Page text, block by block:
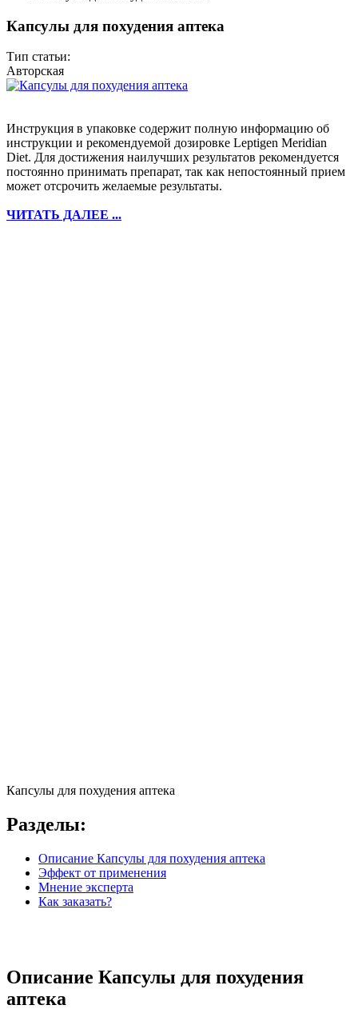
Капсулы для похудения аптека
Тип статьи:
Авторская
Инструкция в упаковке содержит полную информацию об
инструкции и рекомендуемой дозировке Leptigen Meridian
Diеt. Для достижения наилучших результатов рекомендуется
постоянно принимать препарат, так как непостоянный прием
может отсрочить желаемые результаты.
ЧИТАТЬ ДАЛЕЕ ...
Капсулы для похудения аптека
Разделы:
Описание Капсулы для похудения аптека
Эффект от применения
Мнение эксперта
Как заказать?
Описание Капсулы для похудения
аптека